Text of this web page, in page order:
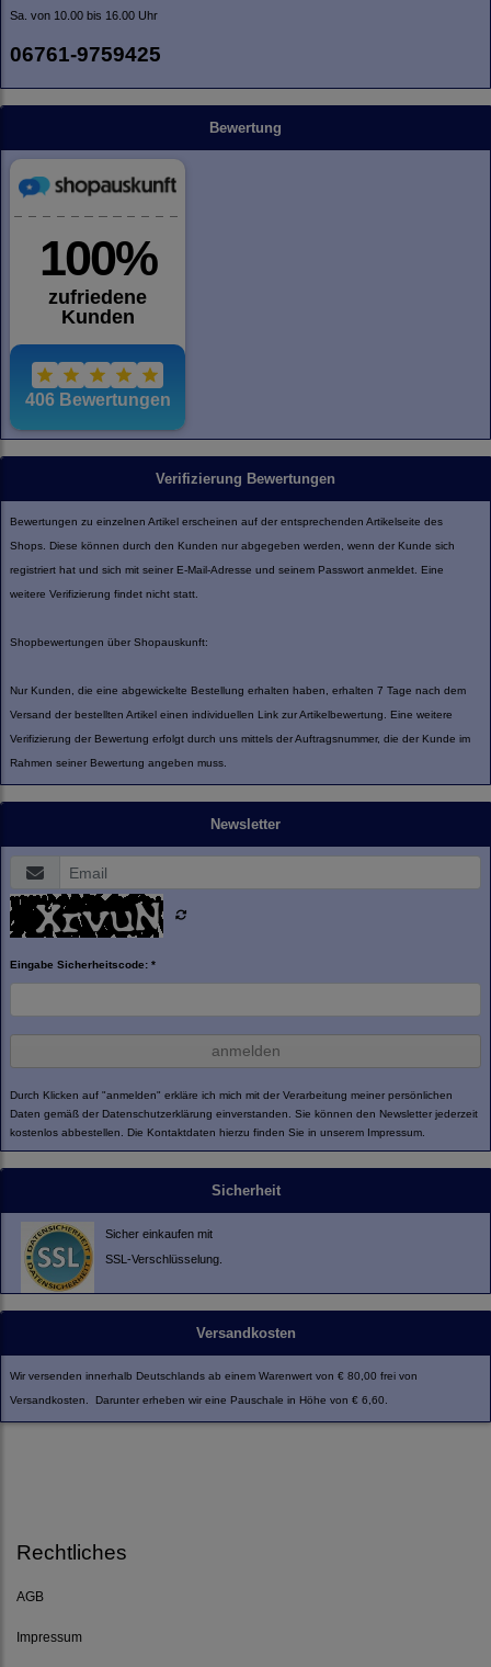
Sa. von 10.00 bis 16.00 Uhr
06761-9759425
Bewertung
Verifizierung Bewertungen
Bewertungen zu einzelnen Artikel erscheinen auf der entsprechenden Artikelseite des
Shops. Diese können durch den Kunden nur abgegeben werden, wenn der Kunde sich
registriert hat und sich mit seiner E-Mail-Adresse und seinem Passwort anmeldet. Eine
weitere Verifizierung findet nicht statt.
Shopbewertungen über Shopauskunft:
Nur Kunden, die eine abgewickelte Bestellung erhalten haben, erhalten 7 Tage nach dem
Versand der bestellten Artikel einen individuellen Link zur Artikelbewertung. Eine weitere
Verifizierung der Bewertung erfolgt durch uns mittels der Auftragsnummer, die der Kunde im
Rahmen seiner Bewertung angeben muss.
Newsletter
Eingabe Sicherheitscode: *
anmelden
Durch Klicken auf "anmelden" erkläre ich mich mit der Verarbeitung meiner persönlichen
Daten gemäß der Datenschutzerklärung einverstanden. Sie können den Newsletter jederzeit
kostenlos abbestellen. Die Kontaktdaten hierzu finden Sie in unserem Impressum.
Sicherheit
Sicher einkaufen mit
SSL-Verschlüsselung.
Versandkosten
Wir versenden innerhalb Deutschlands ab einem Warenwert von € 80,00 frei von
Versandkosten. Darunter erheben wir eine Pauschale in Höhe von € 6,60.
Rechtliches
AGB
Impressum